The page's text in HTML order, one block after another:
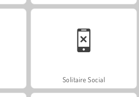
Solitaire Social